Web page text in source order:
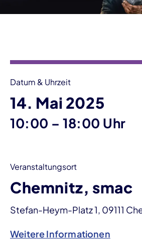
Datum & Uhrzeit
14. Mai 2025
10:00 – bis
18:00 Uhr
Veranstaltungsort
Chemnitz, smac
Stefan-Heym-Platz 1, 09111
Weitere Informationen